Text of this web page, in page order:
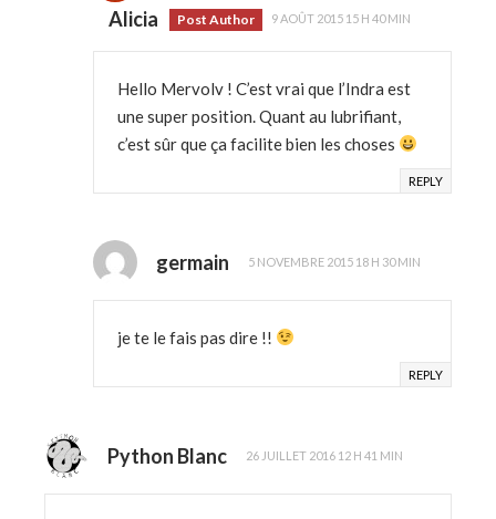
Alicia Post Author 9 AOÛT 2015 15 H 40 MIN
Hello Mervolv ! C’est vrai que l’Indra est
une super position. Quant au lubrifiant,
c’est sûr que ça facilite bien les choses
REPLY
germain 5 NOVEMBRE 2015 18 H 30 MIN
je te le fais pas dire !!
REPLY
Python Blanc 26 JUILLET 2016 12 H 41 MIN